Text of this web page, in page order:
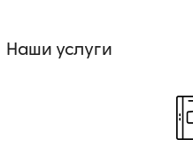
Наши услуги